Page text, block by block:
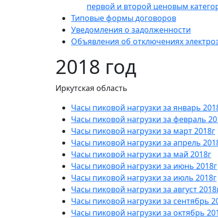
первой и второй ценовым
Типовые формы договоров
Уведомления о задолженности
Объявления об отключениях
2018 год
Иркутская область
Часы пиковой нагрузки за январь
Часы пиковой нагрузки за февраль
Часы пиковой нагрузки за март 2018г
Часы пиковой нагрузки за апрель
Часы пиковой нагрузки за май 2018г
Часы пиковой нагрузки за июнь 2018г
Часы пиковой нагрузки за июль 2018г
Часы пиковой нагрузки за август
Часы пиковой нагрузки за сентябрь
Часы пиковой нагрузки за октябрь